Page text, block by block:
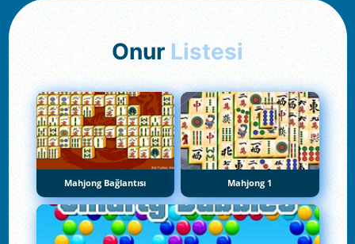
Onur Listesi
Mahjong Bağlantısı Mahjong 1